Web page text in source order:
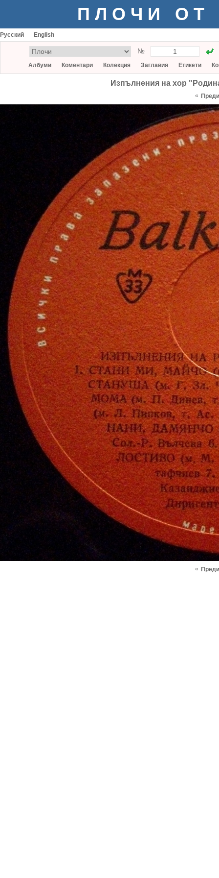
ПЛОЧИ ОТ
Русский English
№
Албуми Коментари Колекция Заглавия Етикети
Изпълнения на хор
«
«